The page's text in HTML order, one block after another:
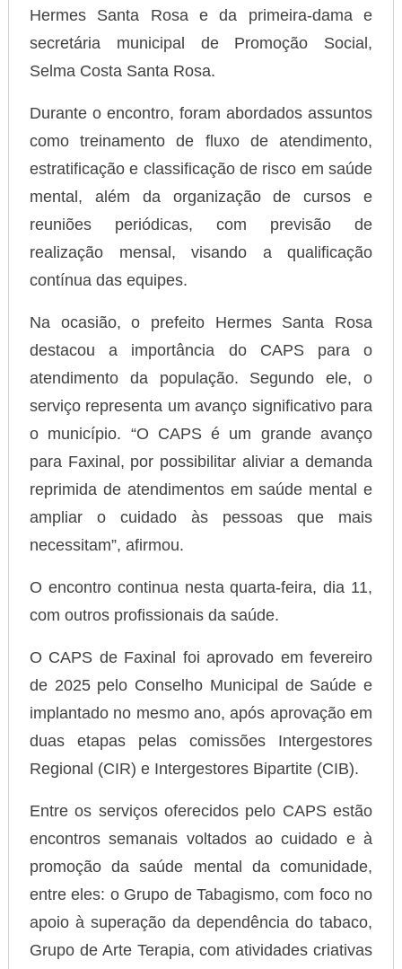
Hermes Santa Rosa e da primeira-dama e
secretária municipal de Promoção Social,
Selma Costa Santa Rosa.
Durante o encontro, foram abordados assuntos
como treinamento de fluxo de atendimento,
estratificação e classificação de risco em saúde
mental, além da organização de cursos e
reuniões periódicas, com previsão de
realização mensal, visando a qualificação
contínua das equipes.
Na ocasião, o prefeito Hermes Santa Rosa
destacou a importância do CAPS para o
atendimento da população. Segundo ele, o
serviço representa um avanço significativo para
o município. “O CAPS é um grande avanço
para Faxinal, por possibilitar aliviar a demanda
reprimida de atendimentos em saúde mental e
ampliar o cuidado às pessoas que mais
necessitam”, afirmou.
O encontro continua nesta quarta-feira, dia 11,
com outros profissionais da saúde.
O CAPS de Faxinal foi aprovado em fevereiro
de 2025 pelo Conselho Municipal de Saúde e
implantado no mesmo ano, após aprovação em
duas etapas pelas comissões Intergestores
Regional (CIR) e Intergestores Bipartite (CIB).
Entre os serviços oferecidos pelo CAPS estão
encontros semanais voltados ao cuidado e à
promoção da saúde mental da comunidade,
entre eles: o Grupo de Tabagismo, com foco no
apoio à superação da dependência do tabaco,
Grupo de Arte Terapia, com atividades criativas